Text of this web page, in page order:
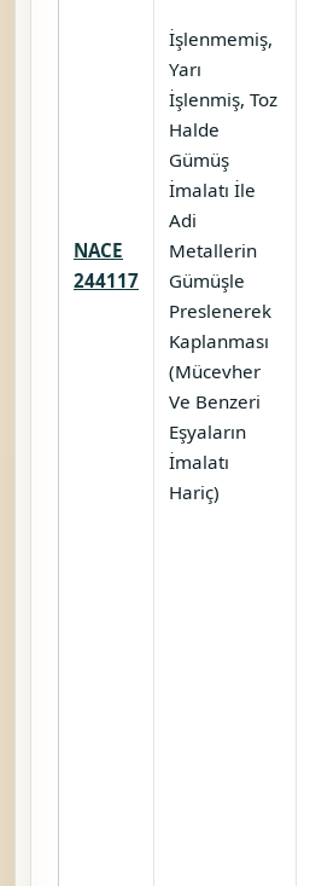
NACE
244117
İşlenmemiş,
Yarı
İşlenmiş, Toz
Halde
Gümüş
İmalatı İle
Adi
Metallerin
Gümüşle
Preslenerek
Kaplanması
(Mücevher
Ve Benzeri
Eşyaların
İmalatı
Hariç)